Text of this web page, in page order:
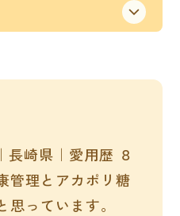
長崎県｜愛用歴 ８
管理とアカポリ糖
っています。